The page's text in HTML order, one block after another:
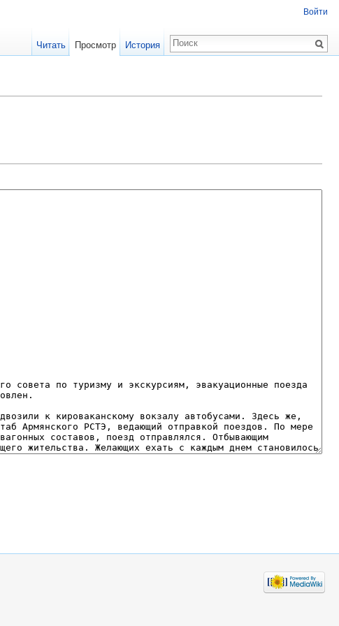
Войти
Читать Просмотр История